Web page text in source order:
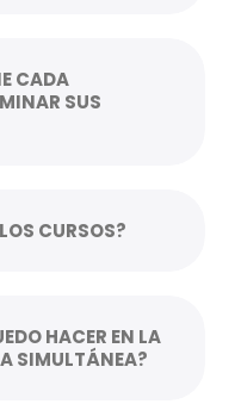
CADA
SUS
CURSOS?
HACER EN LA
SIMULTÁNEA?